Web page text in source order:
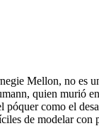
Mellon, no
quien murió
como el
de modelar